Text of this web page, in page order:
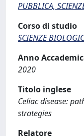
PUBBLICA,
Corso di studio
SCIENZE
Anno
2020
Titolo inglese
Celiac disease:
strategies
Relatore